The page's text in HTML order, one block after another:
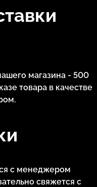
магазина - 500
товара в качестве
с менеджером
свяжется с